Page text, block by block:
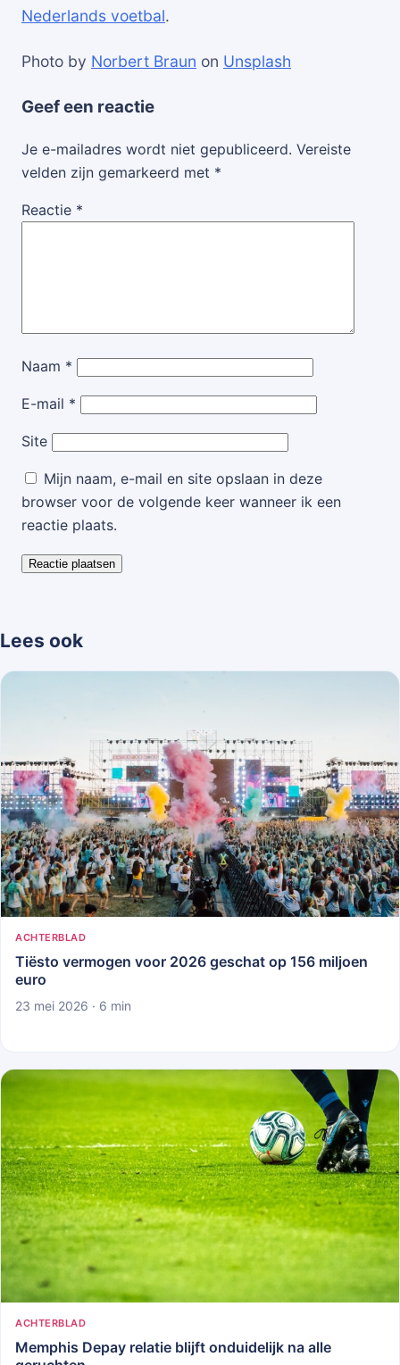
Nederlands voetbal.
Photo by Norbert Braun on Unsplash
Geef een reactie
Je e-mailadres wordt niet gepubliceerd. Vereiste
velden zijn gemarkeerd met *
Reactie *
Naam *
E-mail *
Site
Mijn naam, e-mail en site opslaan in deze
browser voor de volgende keer wanneer ik een
reactie plaats.
Lees ook
ACHTERBLAD
Tiësto vermogen voor 2026 geschat op 156 miljoen
euro
23 mei 2026 · 6 min
ACHTERBLAD
Memphis Depay relatie blijft onduidelijk na alle